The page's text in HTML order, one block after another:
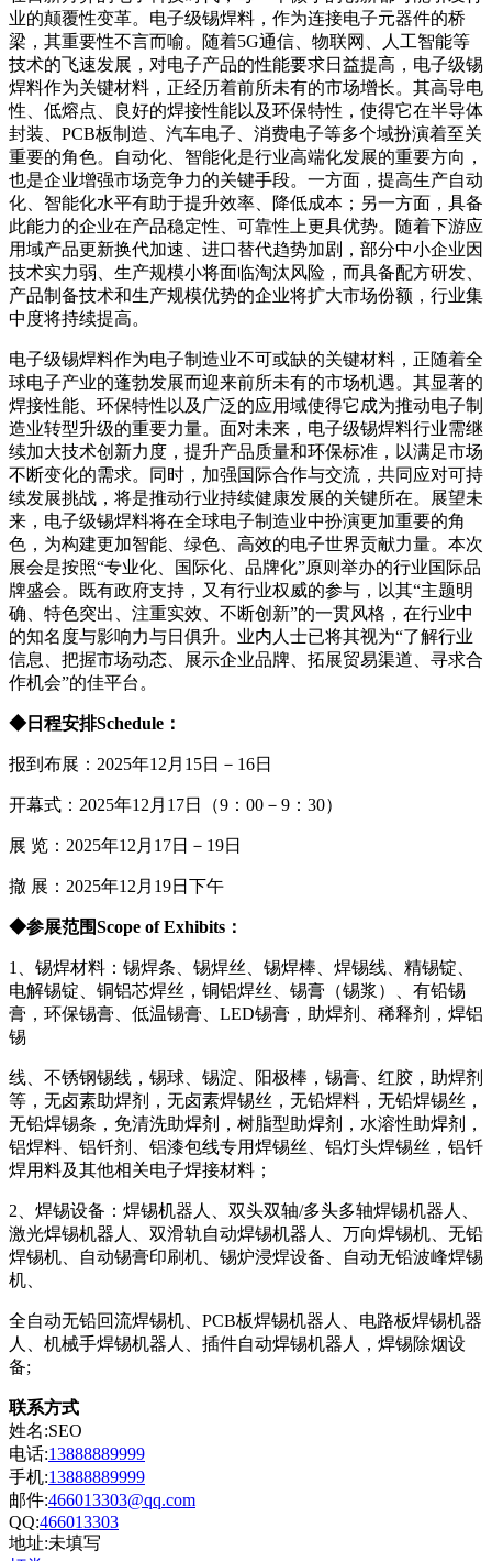
业的颠覆性变革。电子级锡焊料，作为连接电子元器件的桥
梁，其重要性不言而喻。随着5G通信、物联网、人工智能等
技术的飞速发展，对电子产品的性能要求日益提高，电子级锡
焊料作为关键材料，正经历着前所未有的市场增长。其高导电
性、低熔点、良好的焊接性能以及环保特性，使得它在半导体
封装、PCB板制造、汽车电子、消费电子等多个域扮演着至关
重要的角色。自动化、智能化是行业高端化发展的重要方向，
也是企业增强市场竞争力的关键手段。一方面，提高生产自动
化、智能化水平有助于提升效率、降低成本；另一方面，具备
此能力的企业在产品稳定性、可靠性上更具优势。随着下游应
用域产品更新换代加速、进口替代趋势加剧，部分中小企业因
技术实力弱、生产规模小将面临淘汰风险，而具备配方研发、
产品制备技术和生产规模优势的企业将扩大市场份额，行业集
中度将持续提高。
电子级锡焊料作为电子制造业不可或缺的关键材料，正随着全
球电子产业的蓬勃发展而迎来前所未有的市场机遇。其显著的
焊接性能、环保特性以及广泛的应用域使得它成为推动电子制
造业转型升级的重要力量。面对未来，电子级锡焊料行业需继
续加大技术创新力度，提升产品质量和环保标准，以满足市场
不断变化的需求。同时，加强国际合作与交流，共同应对可持
续发展挑战，将是推动行业持续健康发展的关键所在。展望未
来，电子级锡焊料将在全球电子制造业中扮演更加重要的角
色，为构建更加智能、绿色、高效的电子世界贡献力量。本次
展会是按照“专业化、国际化、品牌化”原则举办的行业国际品
牌盛会。既有政府支持，又有行业权威的参与，以其“主题明
确、特色突出、注重实效、不断创新”的一贯风格，在行业中
的知名度与影响力与日俱升。业内人士已将其视为“了解行业
信息、把握市场动态、展示企业品牌、拓展贸易渠道、寻求合
作机会”的佳平台。
◆ 日程安排Schedule ：
报到布展：2025年12月15日－16日
开幕式：2025年12月17日（9：00－9：30）
展 览：2025年12月17日－19日
撤 展：2025年12月19日下午
◆参展范围Scope of Exhibits：
1、锡焊材料：锡焊条、锡焊丝、锡焊棒、焊锡线、精锡锭、
电解锡锭、铜铝芯焊丝，铜铝焊丝、锡膏（锡浆）、有铅锡
膏，环保锡膏、低温锡膏、LED锡膏，助焊剂、稀释剂，焊铝
锡
线、不锈钢锡线，锡球、锡淀、阳极棒，锡膏、红胶，助焊剂
等，无卤素助焊剂，无卤素焊锡丝，无铅焊料，无铅焊锡丝，
无铅焊锡条，免清洗助焊剂，树脂型助焊剂，水溶性助焊剂，
铝焊料、铝钎剂、铝漆包线专用焊锡丝、铝灯头焊锡丝，铝钎
焊用料及其他相关电子焊接材料；
2、焊锡设备：焊锡机器人、双头双轴/多头多轴焊锡机器人、
激光焊锡机器人、双滑轨自动焊锡机器人、万向焊锡机、无铅
焊锡机、自动锡膏印刷机、锡炉浸焊设备、自动无铅波峰焊锡
机、
全自动无铅回流焊锡机、PCB板焊锡机器人、电路板焊锡机器
人、机械手焊锡机器人、插件自动焊锡机器人，焊锡除烟设
备;
联系方式
姓名:SEO
电话:13888889999
手机:13888889999
邮件:466013303@qq.com
QQ:466013303
地址:未填写